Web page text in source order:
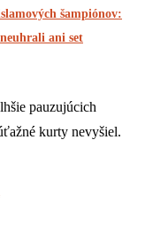
šampiónov:
ani set
pauzujúcich
kurty nevyšiel.